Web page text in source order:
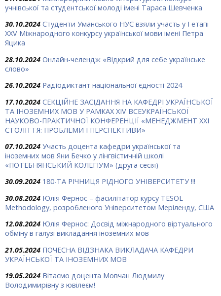
учнівської та студентської молоді імені Тараса Шевченка
30.10.2024 Студенти Уманського НУС взяли участь у І етапі
ХХV Міжнародного конкурсу української мови імені Петра
Яцика
28.10.2024 Онлайн-челендж «Відкрий для себе українське
слово»
26.10.2024 Радіодиктант національної єдності 2024
17.10.2024 СЕКЦІЙНЕ ЗАСІДАННЯ НА КАФЕДРІ УКРАЇНСЬКОЇ
ТА ІНОЗЕМНИХ МОВ У РАМКАХ ХIV ВСЕУКРАЇНСЬКОЇ
НАУКОВО-ПРАКТИЧНОЇ КОНФЕРЕНЦІЇ «МЕНЕДЖМЕНТ ХХІ
СТОЛІТТЯ: ПРОБЛЕМИ І ПЕРСПЕКТИВИ»
07.10.2024 Участь доцента кафедри української та
іноземних мов Яни Бечко у лінгвістичній школі
«ПОТЕБНЯНСЬКИЙ КОЛЕГІУМ» (друга сесія)
30.09.2024 180-ТА РІЧНИЦЯ РІДНОГО УНІВЕРСИТЕТУ !!!
30.08.2024 Юлія Фернос – фасилітатор курсу TESOL
Methodology, розробленого Університетом Меріленду, США
12.08.2024 Юлія Фернос: Досвід міжнародного віртуального
обміну в галузі викладання іноземних мов
21.05.2024 ПОЧЕСНА ВІДЗНАКА ВИКЛАДАЧА КАФЕДРИ
УКРАЇНСЬКОЇ ТА ІНОЗЕМНИХ МОВ
19.05.2024 Вітаємо доцента Мовчан Людмилу
Володимирівну з ювілеєм!